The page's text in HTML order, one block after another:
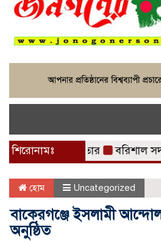
শিরোনামঃগ্রেফতার বরিশাল সদর
হোম Uncategorized
বাকেরগঞ্জে ইসলামী
অনুষ্ঠিত